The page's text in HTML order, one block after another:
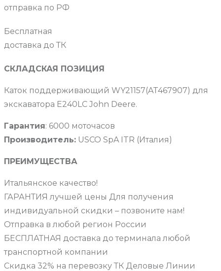
отправка по РФ
Бесплатная
доставка до ТК
СКЛАДСКАЯ ПОЗИЦИЯ
Каток поддерживающий WY21157(AT467907) для
экскаватора E240LC John Deere.
Гарантия: 6000 моточасов
Производитель: USCO SpA ITR (Италия)
ПРЕИМУЩЕСТВА
Итальянское качество!
ГАРАНТИЯ лучшей цены Для получения
индивидуальной скидки – позвоните нам!
Отправка в любой регион России
БЕСПЛАТНАЯ доставка до терминала любой
транспортной компании
Скидка 32% на перевозку ТК Деловые Линии